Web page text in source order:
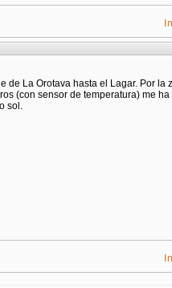
de La Orotava hasta el Lagar. Por la
(con sensor de temperatura) me
sol.